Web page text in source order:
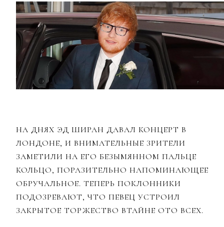
НА ДНЯХ ЭД ШИРАН ДАВАЛ КОНЦЕРТ В
ЛОНДОНЕ, И ВНИМАТЕЛЬНЫЕ ЗРИТЕЛИ
ЗАМЕТИЛИ НА ЕГО БЕЗЫМЯННОМ ПАЛЬЦЕ
КОЛЬЦО, ПОРАЗИТЕЛЬНО НАПОМИНАЮЩЕЕ
ОБРУЧАЛЬНОЕ. ТЕПЕРЬ ПОКЛОННИКИ
ПОДОЗРЕВАЮТ, ЧТО ПЕВЕЦ УСТРОИЛ
ЗАКРЫТОЕ ТОРЖЕСТВО ВТАЙНЕ ОТО ВСЕХ.